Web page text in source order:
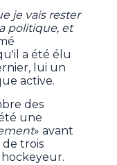
je vais rester
politique, et
a été élu
lui un
active.
des
une
» avant
de trois
hockeyeur.